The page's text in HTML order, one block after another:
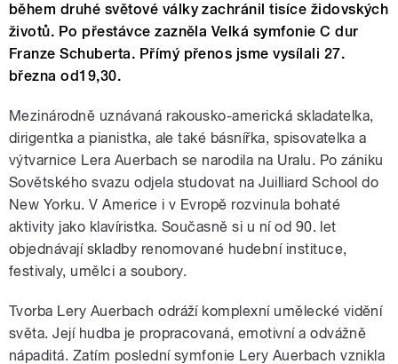
během druhé světové války zachránil tisíce židovských
životů. Po přestávce zazněla Velká symfonie C dur
Franze Schuberta. Přímý přenos jsme vysílali 27.
března od19,30.
Mezinárodně uznávaná rakousko-americká skladatelka,
dirigentka a pianistka, ale také básnířka, spisovatelka a
výtvarnice Lera Auerbach se narodila na Uralu. Po zániku
Sovětského svazu odjela studovat na Juilliard School do
New Yorku. V Americe i v Evropě rozvinula bohaté
aktivity jako klavíristka. Současně si u ní od 90. let
objednávají skladby renomované hudební instituce,
festivaly, umělci a soubory.
Tvorba Lery Auerbach odráží komplexní umělecké vidění
světa. Její hudba je propracovaná, emotivní a odvážně
nápaditá. Zatím poslední symfonie Lery Auerbach vznikla